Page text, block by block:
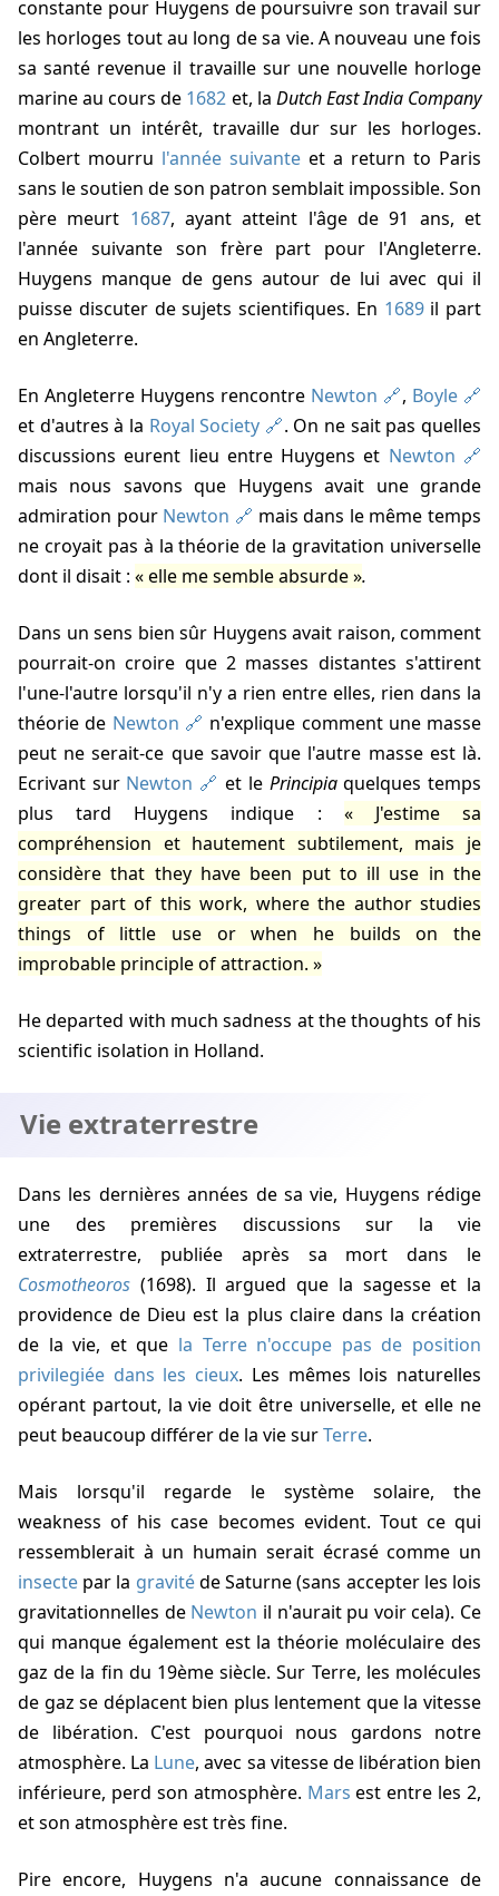
constante pour Huygens de poursuivre son travail sur
les horloges tout au long de sa vie. A nouveau une fois
sa santé revenue il travaille sur une nouvelle horloge
marine au cours de 1682 et, la Dutch East India Company
montrant un intérêt, travaille dur sur les horloges.
Colbert mourru l'année suivante et a return to Paris
sans le soutien de son patron semblait impossible. Son
père meurt 1687, ayant atteint l'âge de 91 ans, et
l'année suivante son frère part pour l'Angleterre.
Huygens manque de gens autour de lui avec qui il
puisse discuter de sujets scientifiques. En 1689il part
en Angleterre.
En Angleterre Huygens rencontre Newton , Boyle
et d'autres à la Royal Society
. On ne sait pas quelles
discussions eurent lieu entre Huygens et Newton
mais nous savons que Huygens avait une grande
admiration pour Newton
mais dans le même temps
ne croyait pas à la théorie de la gravitation universelle
dont il disait :
elle me semble absurde .
Dans un sens bien sûr Huygens avait raison, comment
pourrait-on croire que 2 masses distantes s'attirent
l'une-l'autre lorsqu'il n'y a rien entre elles, rien dans la
théorie de Newton
n'explique comment une masse
peut ne serait-ce que savoir que l'autre masse est là.
Ecrivant sur Newton et le Principiaquelques temps
plus tard Huygens indique :
J'estime sa
compréhension et hautement subtilement, mais je
considère that they have been put to ill use in the
greater part of this work, where the author studies
things of little use or when he builds on the
improbable principle of attraction.
He departed with much sadness at the thoughts of his
scientific isolation in Holland.
Vie extraterrestre
Dans les dernières années de sa vie, Huygens rédige
une des premières discussions sur la vie
extraterrestre, publiée après sa mort dans le
Cosmotheoros (1698). Il argued que la sagesse et la
providence de Dieu est la plus claire dans la création
de la vie, et que la Terre n'occupe pas de position
privilegiée dans les cieux. Les mêmes lois naturelles
opérant partout, la vie doit être universelle, et elle ne
peut beaucoup différer de la vie surTerre.
Mais lorsqu'il regarde le système solaire, the
weakness of his case becomes evident. Tout ce qui
ressemblerait à un humain serait écrasé comme un
insecte par la gravitéde Saturne (sans accepter les lois
gravitationnelles de Newton il n'aurait pu voir cela). Ce
qui manque également est la théorie moléculaire des
gaz de la fin du 19ème siècle. Sur Terre, les molécules
de gaz se déplacent bien plus lentement que la vitesse
de libération. C'est pourquoi nous gardons notre
atmosphère. La Lune, avec sa vitesse de libération bien
inférieure, perd son atmosphère. Mars est entre les 2,
et son atmosphère est très fine.
Pire encore, Huygens n'a aucune connaissance de